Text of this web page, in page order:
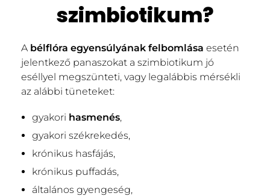
szimbiotikum?
A bélflóra egyensúlyának felbomlása esetén
jelentkező panaszokat a szimbiotikum jó
eséllyel megszünteti, vagy legalábbis mérsékli
az alábbi tüneteket:
gyakori hasmenés,
gyakori székrekedés,
krónikus hasfájás,
krónikus puffadás,
általános gyengeség,